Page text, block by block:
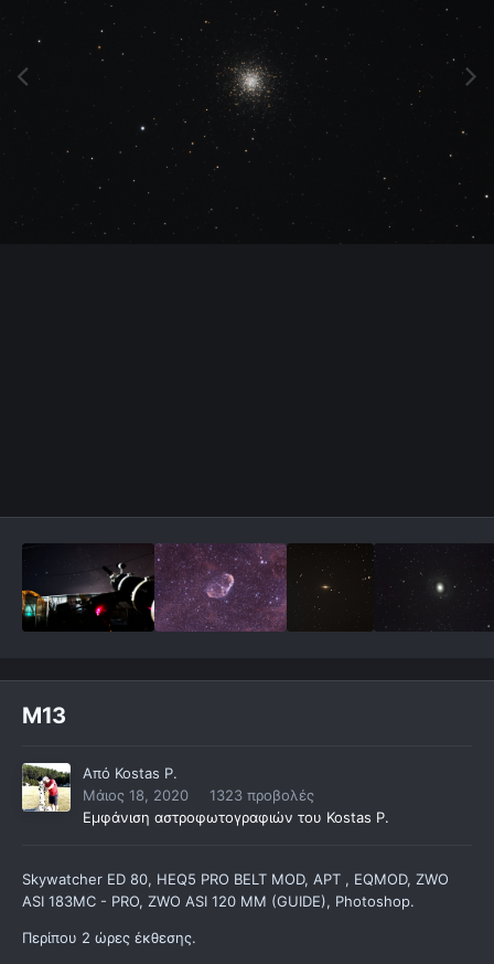
Μ13
Από Kostas P.
Μάιος 18, 2020
1323 προβολές
Εμφάνιση αστροφωτογραφιών του Kostas P.
Skywatcher ED 80, HEQ5 PRO BELT MOD, APT , EQMOD, ZWO
ASI 183MC - PRO, ZWO ASI 120 MM (GUIDE), Photoshop.
Περίπου 2 ώρες έκθεσης.